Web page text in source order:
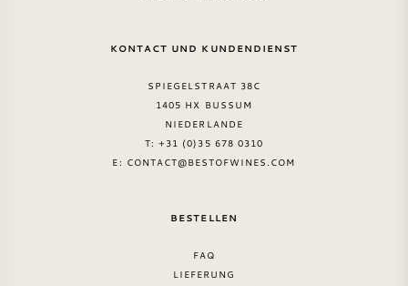
KONTACT UND KUNDENDIENST
SPIEGELSTRAAT 38C
1405 HX BUSSUM
NIEDERLANDE
T: +31 (0)35 678 0310
E: CONTACT@BESTOFWINES.COM
BESTELLEN
FAQ
LIEFERUNG